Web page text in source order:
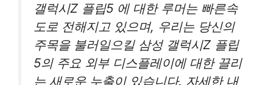
갤럭시Z 플립5 에 대한 루머는 빠른속
도로 전해지고 있으며, 우리는 당신의
주목을 불러일으킬 삼성 갤럭시Z 플립
5의 주요 외부 디스플레이에 대한 끌리
는 새로운 누출이 있습니다. 자세한 내